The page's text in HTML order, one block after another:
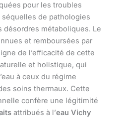
pour les troubles
de pathologies
désordres métaboliques. Le
et remboursées par
de l’efficacité de cette
et holistique, qui
à ceux du régime
soins thermaux. Cette
confère une légitimité
attribués à l’eau Vichy